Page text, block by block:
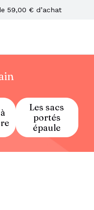
59,00 € d’achat
Les sacs
portés
épaule